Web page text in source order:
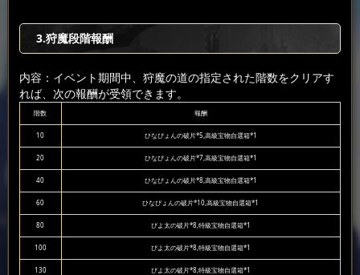
3.狩魔段階報酬
内容：イベント期間中、狩魔の道の指定された階数をクリアす
れば、次の報酬が受領できます。
階数 報酬
10 ひなぴょんの破片*5,高級宝物自選箱*1
20 ひなぴょんの破片*7,高級宝物自選箱*1
40 ひなぴょんの破片*8,高級宝物自選箱*1
60 ひなぴょんの破片*10,高級宝物自選箱*1
80 ぴよ太の破片*8,特級宝物自選箱*1
100 ぴよ太の破片*8,特級宝物自選箱*1
130 ぴよ太の破片*8,特級宝物自選箱*1